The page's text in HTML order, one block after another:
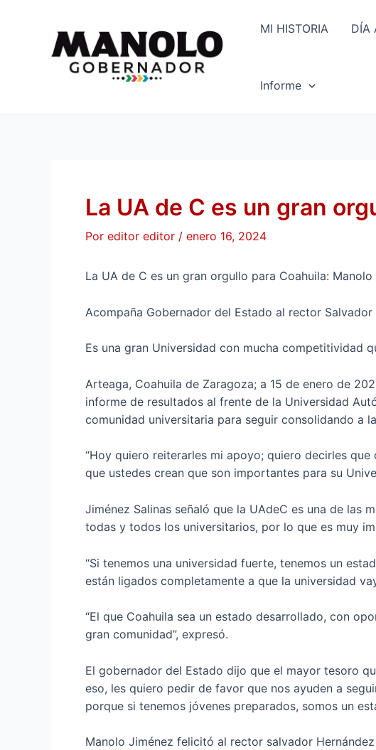
MI HISTORIA DÍA
Informe
La UA de C es un gran
Por editor editor / enero 16, 2024
La UA de C es un gran orgullo para Coahuila: Manolo
Acompaña Gobernador del Estado al rector
Es una gran Universidad con mucha competitividad
Arteaga, Coahuila de Zaragoza; a 15 de enero de
informe de resultados al frente de la Universidad
comunidad universitaria para seguir consolidando a
“Hoy quiero reiterarles mi apoyo; quiero decirles
que ustedes crean que son importantes para su
Jiménez Salinas señaló que la UAdeC es una de las
todas y todos los universitarios, por lo que es muy
“Si tenemos una universidad fuerte, tenemos un
están ligados completamente a que la universidad
“El que Coahuila sea un estado desarrollado, con
gran comunidad”, expresó.
El gobernador del Estado dijo que el mayor tesoro
eso, les quiero pedir de favor que nos ayuden a
porque si tenemos jóvenes preparados, somos un
Manolo Jiménez felicitó al rector salvador
entradas